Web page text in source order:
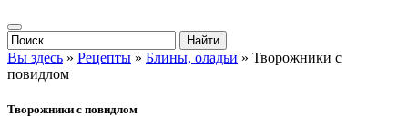
Вы здесь » Рецепты » Блины, оладьи » Творожники с
повидлом
Творожники с повидлом